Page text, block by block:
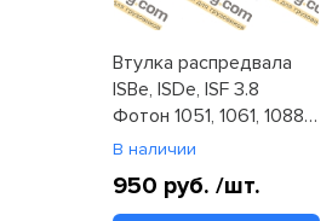
Втулка распредвала
ISBe, ISDe, ISF 3.8
Фотон 1051, 1061, 1088,
1089, 1108, 1126, 1128,
В наличии
950 руб./шт.